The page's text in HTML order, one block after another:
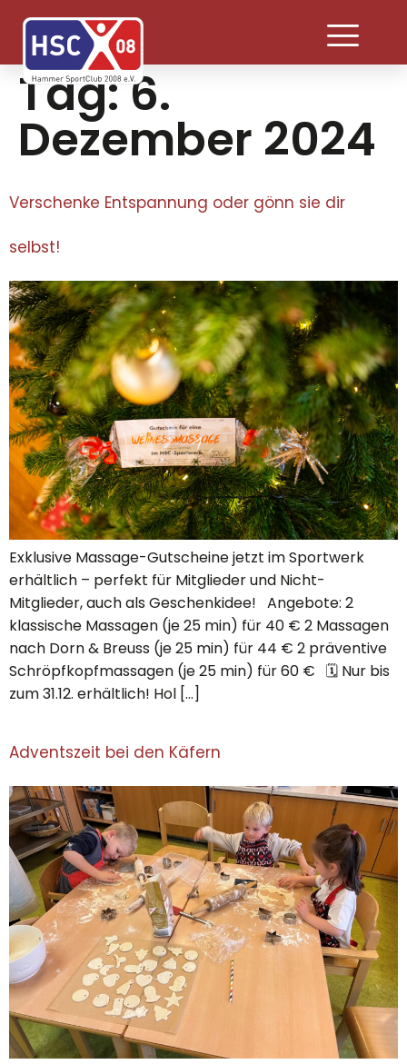
Tag:6.
Dezember 2024
Verschenke Entspannung oder gönn sie dir
selbst!
Exklusive Massage-Gutscheine jetzt im Sportwerk
erhältlich – perfekt für Mitglieder und Nicht-
Mitglieder, auch als Geschenkidee! Angebote: 2
klassische Massagen (je 25 min) für 40 € 2 Massagen
nach Dorn & Breuss (je 25 min) für 44 € 2 präventive
Schröpfkopfmassagen (je 25 min) für 60 € 🗓 Nur bis
zum 31.12. erhältlich! Hol […]
Adventszeit bei den Käfern